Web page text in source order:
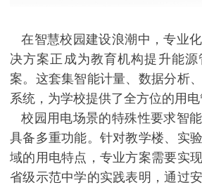
在智慧校园建设浪潮中，专业
决方案正成为教育机构提升能
案。这套集智能计量、数据分析
系统，为学校提供了全方位的用电
校园用电场景的特殊性要求智
具备多重功能。针对教学楼、实
域的用电特点，专业方案需要实
省级示范中学的实践表明，通过